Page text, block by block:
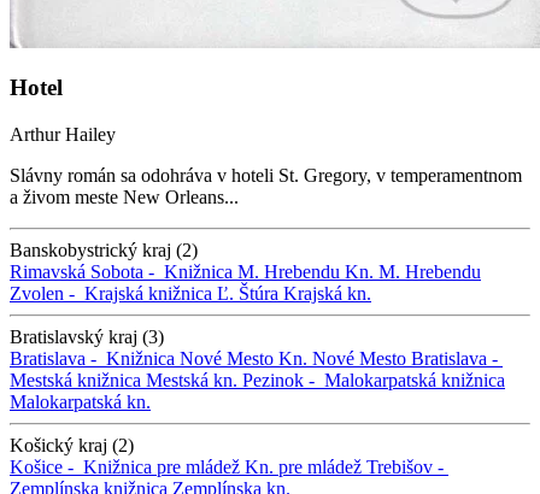
Hotel
Arthur Hailey
Slávny román sa odohráva v hoteli St. Gregory, v temperamentnom
a živom meste New Orleans...
Banskobystrický kraj (2)
Rimavská Sobota - Knižnica M. Hrebendu Kn. M. Hrebendu
Zvolen - Krajská knižnica Ľ. Štúra Krajská kn.
Bratislavský kraj (3)
Bratislava - Knižnica Nové Mesto Kn. Nové Mesto Bratislava -
Mestská knižnica Mestská kn. Pezinok - Malokarpatská knižnica
Malokarpatská kn.
Košický kraj (2)
Košice - Knižnica pre mládež Kn. pre mládež Trebišov -
Zemplínska knižnica Zemplínska kn.